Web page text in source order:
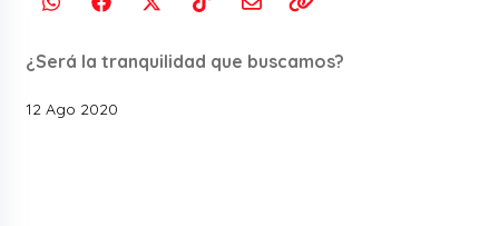
¿Será la tranquilidad que buscamos?
12 Ago 2020